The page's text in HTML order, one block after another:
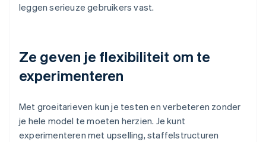
leggen serieuze gebruikers vast.
Ze geven je flexibiliteit om te
experimenteren
Met groeitarieven kun je testen en verbeteren zonder
je hele model te moeten herzien. Je kunt
experimenteren met upselling, staffelstructuren